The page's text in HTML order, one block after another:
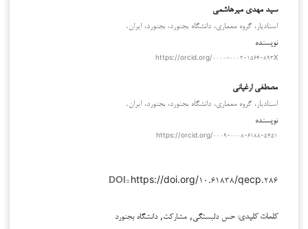
سيد مهدی ميرهاشمی
استاديار، گروه معماری، دانشگاه بجنورد، بجنورد، ايران.
نویسنده
https://orcid.org/۰۰۰۰-۰۰۰۲-۱۵۶۴-۸۹۳X
مصطفي ارغياني
استادیار، گروه معماری، دانشگاه بجنورد، بجنورد، ایران.
نویسنده
https://orcid.org/۰۰۰۹-۰۰۰۸-۶۱۸۸-۵۴۵۱
DOI:: https://doi.org/۱۰.۶۱۸۳۸/qecp.۲۸۶
کلمات کلیدی: حس دلبستگی, مشارکت, دانشگاه بجنورد